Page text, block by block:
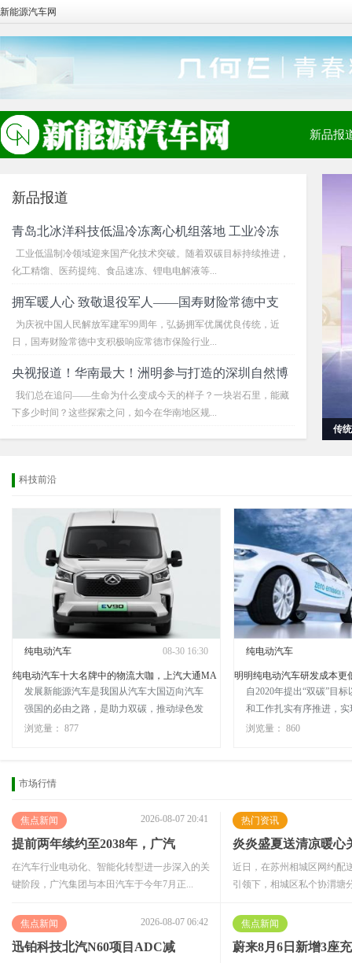
新能源汽车网
新品报
成
新品报道
青岛北冰洋科技低温冷冻离心机组落地 工业冷冻
工业低温制冷领域迎来国产化技术突破。随着双碳目标持续推进，
化工精馏、医药提纯、食品速冻、锂电电解液等...
拥军暖人心 致敬退役军人——国寿财险常德中支
为庆祝中国人民解放军建军99周年，弘扬拥军优属优良传统，近
日，国寿财险常德中支积极响应常德市保险行业...
央视报道！华南最大！洲明参与打造的深圳自然博
我们总在追问——生命为什么变成今天的样子？一块岩石里，能藏
下多少时间？这些探索之问，如今在华南地区规...
科技前沿
纯电动汽车 08-30 16:30
纯电动汽车十大名牌中的物流大咖，上汽大通MA
发展新能源汽车是我国从汽车大国迈向汽车
强国的必由之路，是助力双碳，推动绿色发
展的战略举措。上汽大通MAXUS响应国家
浏览量： 877
纯电动汽车
明明纯电动汽车研发成本更
自2020年提出“双碳”目
和工作扎实有序推进，
发展新能源汽车，不仅
浏览量： 860
市场行情
焦点新闻 2026-08-07 20:41
提前两年续约至2038年，广汽
在汽车行业电动化、智能化转型进一步深入的关
键阶段，广汽集团与本田汽车于今年7月正...
热门资讯
炎炎盛夏送清凉暖心
近日，在苏州相城区网约配
引领下，相城区私个协渭塘
焦点新闻 2026-08-07 06:42
迅铂科技北汽N60项目ADC减
焦点新闻
蔚来8月6日新增3座